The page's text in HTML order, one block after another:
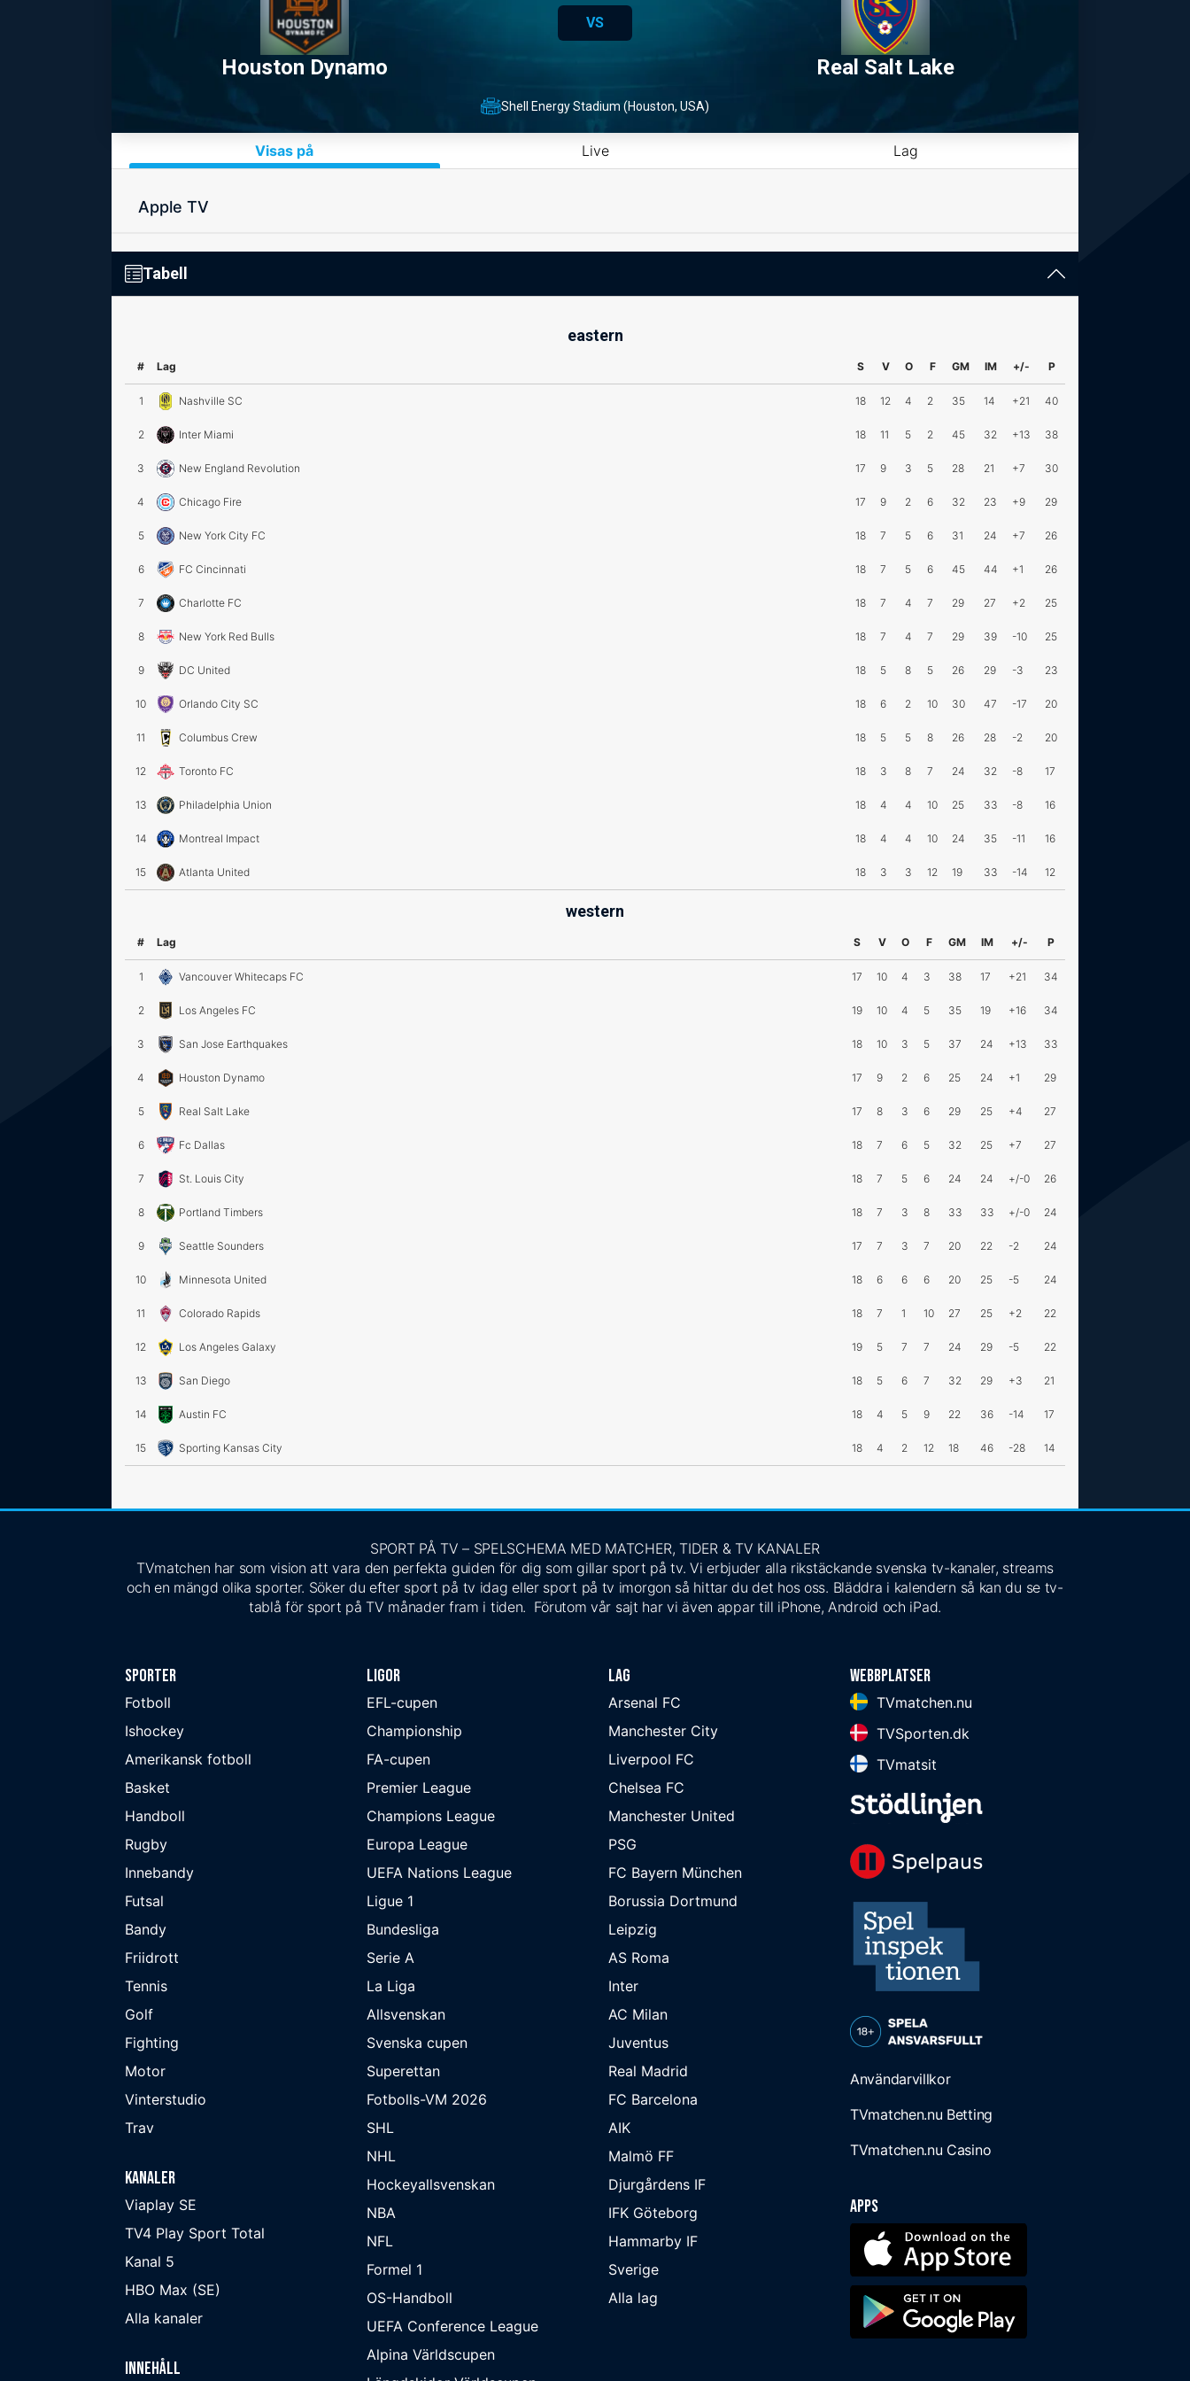
Houston Dynamo
VS
Real Salt Lake
Shell Energy Stadium (Houston, USA)
Visas på Live Lag
Apple TV
Tabell
eastern
# Lag S V O F GM IM +/- P
1 Nashville SC 18 12 4 2 35 14 +21 40
2 Inter Miami 18 11 5 2 45 32 +13 38
3 New England Revolution 17 9 3 5 28 21 +7 30
4 Chicago Fire 17 9 2 6 32 23 +9 29
5 New York City FC 18 7 5 6 31 24 +7 26
6 FC Cincinnati 18 7 5 6 45 44 +1 26
7 Charlotte FC 18 7 4 7 29 27 +2 25
8 New York Red Bulls 18 7 4 7 29 39 -10 25
9 DC United 18 5 8 5 26 29 -3 23
10 Orlando City SC 18 6 2 10 30 47 -17 20
11 Columbus Crew 18 5 5 8 26 28 -2 20
12 Toronto FC 18 3 8 7 24 32 -8 17
13 Philadelphia Union 18 4 4 10 25 33 -8 16
14 Montreal Impact 18 4 4 10 24 35 -11 16
15 Atlanta United 18 3 3 12 19 33 -14 12
western
# Lag S V O F GM IM +/- P
1 Vancouver Whitecaps FC 17 10 4 3 38 17 +21 34
2 Los Angeles FC 19 10 4 5 35 19 +16 34
3 San Jose Earthquakes 18 10 3 5 37 24 +13 33
4 Houston Dynamo 17 9 2 6 25 24 +1 29
5 Real Salt Lake 17 8 3 6 29 25 +4 27
6 Fc Dallas 18 7 6 5 32 25 +7 27
7 St. Louis City 18 7 5 6 24 24 +/-0 26
8 Portland Timbers 18 7 3 8 33 33 +/-0 24
9 Seattle Sounders 17 7 3 7 20 22 -2 24
10 Minnesota United 18 6 6 6 20 25 -5 24
11 Colorado Rapids 18 7 1 10 27 25 +2 22
12 Los Angeles Galaxy 19 5 7 7 24 29 -5 22
13 San Diego 18 5 6 7 32 29 +3 21
14 Austin FC 18 4 5 9 22 36 -14 17
15 Sporting Kansas City 18 4 2 12 18 46 -28 14
SPORT PÅ TV – SPELSCHEMA MED MATCHER, TIDER & TV KANALER
TVmatchen har som vision att vara den perfekta guiden för dig som gillar sport på tv. Vi erbjuder alla rikstäckande svenska tv-kanaler, streams
och en mängd olika sporter. Söker du efter sport på tv idag eller sport på tv imorgon så hittar du det hos oss. Bläddra i kalendern så kan du se tv-
tablå för sport på TV månader fram i tiden. Förutom vår sajt har vi även appar till iPhone, Android och iPad.
Sporter
Fotboll
Ishockey
Amerikansk fotboll
Basket
Handboll
Rugby
Innebandy
Futsal
Bandy
Friidrott
Tennis
Golf
Fighting
Motor
Vinterstudio
Trav
Kanaler
Viaplay SE
TV4 Play Sport Total
Kanal 5
HBO Max (SE)
Alla kanaler
Innehåll
Ligor
EFL-cupen
Championship
FA-cupen
Premier League
Champions League
Europa League
UEFA Nations League
Ligue 1
Bundesliga
Serie A
La Liga
Allsvenskan
Svenska cupen
Superettan
Fotbolls-VM 2026
SHL
NHL
Hockeyallsvenskan
NBA
NFL
Formel 1
OS-Handboll
UEFA Conference League
Alpina Världscupen
Lag
Arsenal FC
Manchester City
Liverpool FC
Chelsea FC
Manchester United
PSG
FC Bayern München
Borussia Dortmund
Leipzig
AS Roma
Inter
AC Milan
Juventus
Real Madrid
FC Barcelona
AIK
Malmö FF
Djurgårdens IF
IFK Göteborg
Hammarby IF
Sverige
Alla lag
Webbplatser
TVmatchen.nu
TVSporten.dk
TVmatsit
Användarvillkor
TVmatchen.nu Betting
TVmatchen.nu Casino
Apps